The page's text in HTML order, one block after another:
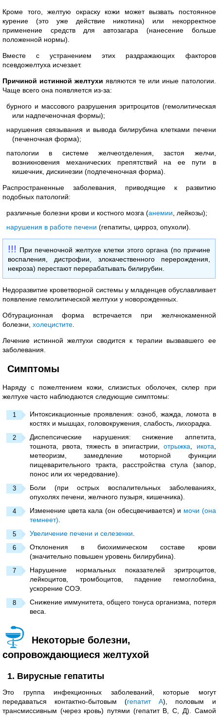
Кроме того, желтую окраску кожи может вызвать постоянное
курение (это уже действие никотина) или некорректное
применение средств для автозагара (нанесение больше
положенной нормы).
Вместе с устранением этих раздражающих факторов
псевдожелтуха исчезает.
Причиной истинной желтухи являются те или иные патологии.
Чаще всего она появляется из-за:
бурного и массового разрушения эритроцитов (гемолитическая
или надпеченочная формы);
нарушения связывания и вывода билирубина клетками печени
(печеночная форма);
патологии в системе желчеотделения, застоя желчи,
возникновения механических препятствий на ее пути в
кишечник, дискинезии (подпеченочная форма).
Распространенные заболевания, приводящие к развитию
подобных патологий:
различные болезни крови и костного мозга (анемии , лейкозы);
нарушения в работе печени (гепатиты, цирроз, опухоли).
При печеночной желтухе клетки этого органа (по причине
воспаления, дистрофии, злокачественного перерождения,
некроза) перестают перерабатывать билирубин.
Недоразвитие кроветворной системы у младенцев обуславливает
появление гемолитической желтухи у новорожденных.
Обтурационная форма встречается при желчнокаменной
болезни, холецистите
Лечение истинной желтухи сводится к терапии вызвавшего ее
заболевания.
Симптомы
Наряду с пожелтением кожи, слизистых оболочек, склер при
желтухе часто наблюдаются следующие симптомы:
Интоксикационные проявления: озноб, жажда, ломота в
костях и мышцах, головокружения, слабость, лихорадка.
Диспепсические нарушения: снижение аппетита,
тошнота, рвота, тяжесть в эпигастрии,отрыжка икота
метеоризм, замедление моторной функции
пищеварительного тракта, расстройства стула (запор,
понос или их чередование).
Боли (при острых воспалительных заболеваниях,
опухолях печени, желчного пузыря, кишечника).
Изменение цвета кала (он обесцвечивается) и мочи (она
темнеет)
Увеличение печени и селезенки
Отклонения в биохимическом составе крови
(значительно повышен уровень билирубина).
Нарушение нормальных показателей эритроцитов,
лейкоцитов, тромбоцитов, падение гемоглобина,
ускорение СОЭ.
Снижение иммунитета, общего тонуса организма, потеря
веса.
Некоторые болезни,
сопровождающиеся желтухой
1. Вирусные гепатиты
Это группа инфекционных заболеваний, которые могут
передаваться контактно-бытовым (гепатит А), половым и
трансмиссивным (через кровь) путями (гепатит В, С, Д). Самой